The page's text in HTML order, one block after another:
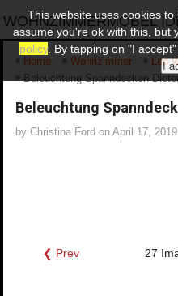
WOHNZIMMERMÖBEL
Home Wohnzimmer
Led
Beleuchtung Spanndecken
Beleuchtung
byChristina Ford onApril 17, 2019
❮ Prev 27
This website uses cookies
assume you're ok with this, but
policy. By tapping on "I
I